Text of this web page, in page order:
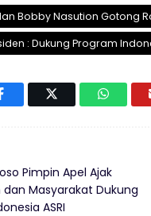
Bobby Nasution Gotong
: Dukung Program
Pimpin Apel Ajak
Masyarakat Dukung
ASRI